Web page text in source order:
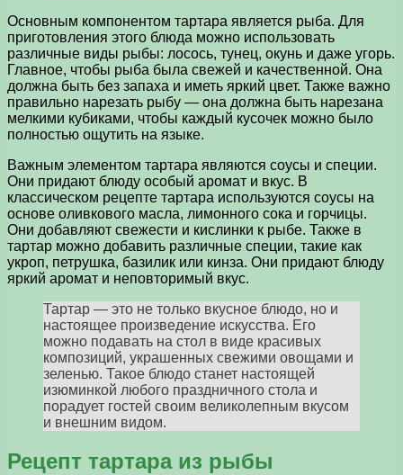
Основным компонентом тартара является рыба. Для
приготовления этого блюда можно использовать
различные виды рыбы: лосось, тунец, окунь и даже угорь.
Главное, чтобы рыба была свежей и качественной. Она
должна быть без запаха и иметь яркий цвет. Также важно
правильно нарезать рыбу — она должна быть нарезана
мелкими кубиками, чтобы каждый кусочек можно было
полностью ощутить на языке.
Важным элементом тартара являются соусы и специи.
Они придают блюду особый аромат и вкус. В
классическом рецепте тартара используются соусы на
основе оливкового масла, лимонного сока и горчицы.
Они добавляют свежести и кислинки к рыбе. Также в
тартар можно добавить различные специи, такие как
укроп, петрушка, базилик или кинза. Они придают блюду
яркий аромат и неповторимый вкус.
Тартар — это не только вкусное блюдо, но и
настоящее произведение искусства. Его
можно подавать на стол в виде красивых
композиций, украшенных свежими овощами и
зеленью. Такое блюдо станет настоящей
изюминкой любого праздничного стола и
порадует гостей своим великолепным вкусом
и внешним видом.
Рецепт тартара из рыбы